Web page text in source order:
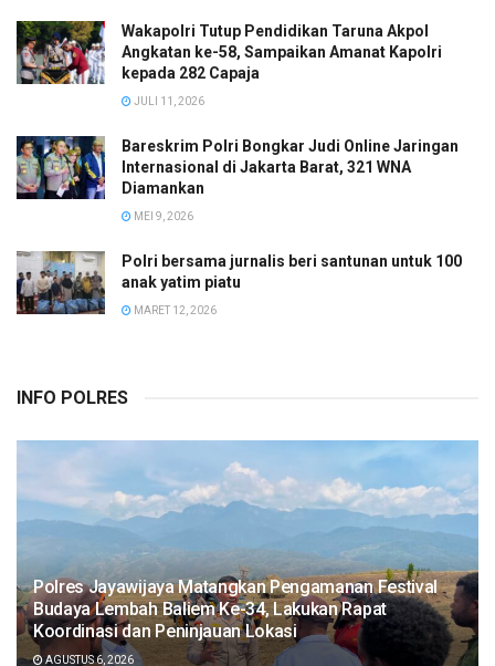
Wakapolri Tutup Pendidikan Taruna Akpol
Angkatan ke-58, Sampaikan Amanat Kapolri
kepada 282 Capaja
JULI 11, 2026
Bareskrim Polri Bongkar Judi Online Jaringan
Internasional di Jakarta Barat, 321 WNA
Diamankan
MEI 9, 2026
Polri bersama jurnalis beri santunan untuk 100
anak yatim piatu
MARET 12, 2026
INFO POLRES
Polres Jayawijaya Matangkan Pengamanan Festival
Budaya Lembah Baliem Ke-34, Lakukan Rapat
Koordinasi dan Peninjauan Lokasi
AGUSTUS 6, 2026